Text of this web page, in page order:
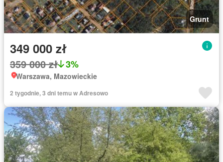
Grunt
349 000 zł
359 000 zł 3%
Warszawa, Mazowieckie
2 tygodnie, 3 dni temu w Adresowo